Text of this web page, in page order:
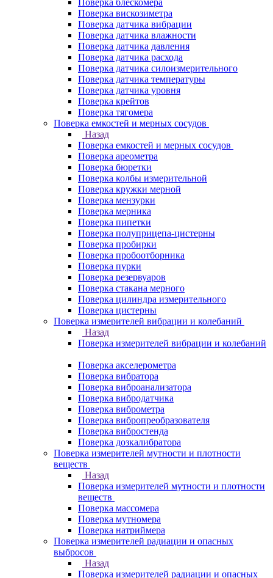
Поверка блескомера
Поверка вискозиметра
Поверка датчика вибрации
Поверка датчика влажности
Поверка датчика давления
Поверка датчика расхода
Поверка датчика силоизмерительного
Поверка датчика температуры
Поверка датчика уровня
Поверка крейтов
Поверка тягомера
Поверка емкостей и мерных сосудов
Назад
Поверка емкостей и мерных сосудов
Поверка ареометра
Поверка бюретки
Поверка колбы измерительной
Поверка кружки мерной
Поверка мензурки
Поверка мерника
Поверка пипетки
Поверка полуприцепа-цистерны
Поверка пробирки
Поверка пробоотборника
Поверка пурки
Поверка резервуаров
Поверка стакана мерного
Поверка цилиндра измерительного
Поверка цистерны
Поверка измерителей вибрации и колебаний
Назад
Поверка измерителей вибрации и колебаний
Поверка акселерометра
Поверка вибратора
Поверка виброанализатора
Поверка вибродатчика
Поверка виброметра
Поверка вибропреобразователя
Поверка вибростенда
Поверка дозкалибратора
Поверка измерителей мутности и плотности
веществ
Назад
Поверка измерителей мутности и плотности
веществ
Поверка массомера
Поверка мутномера
Поверка натриймера
Поверка измерителей радиации и опасных
выбросов
Назад
Поверка измерителей радиации и опасных